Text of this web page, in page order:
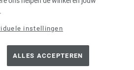
instellingen
ALLES ACCEPTEREN